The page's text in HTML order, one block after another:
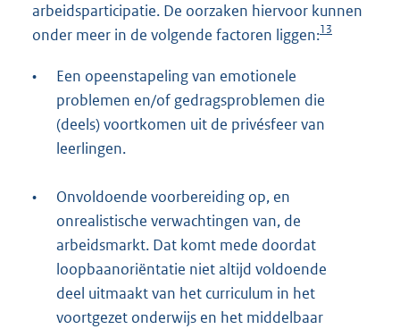
arbeidsparticipatie. De oorzaken hiervoor kunnen
onder meer in de volgende factoren liggen:13
•
Een opeenstapeling van emotionele
problemen en/of gedragsproblemen die
(deels) voortkomen uit de privésfeer van
leerlingen.
•
Onvoldoende voorbereiding op, en
onrealistische verwachtingen van, de
arbeidsmarkt. Dat komt mede doordat
loopbaanoriëntatie niet altijd voldoende
deel uitmaakt van het curriculum in het
voortgezet onderwijs en het middelbaar